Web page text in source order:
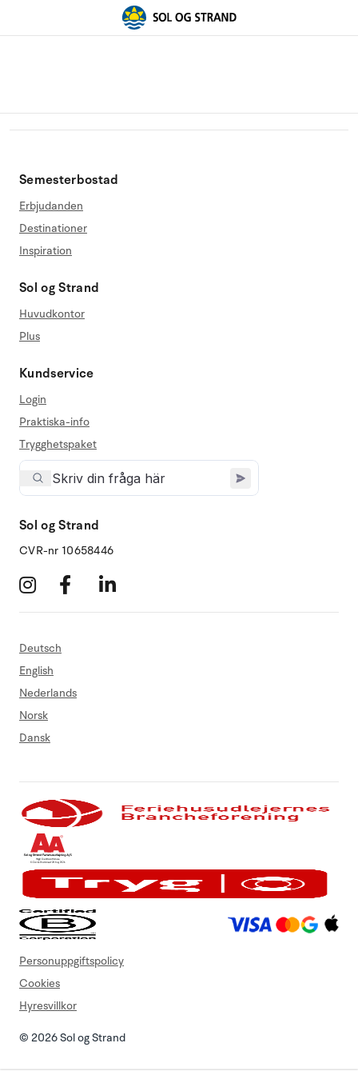
Semesterbostad
Erbjudanden
Destinationer
Inspiration
Sol og Strand
Huvudkontor
Plus
Kundservice
Login
Praktiska-info
Trygghetspaket
Sol og Strand
CVR-nr 10658446
Deutsch
English
Nederlands
Norsk
Dansk
© 2026 Sol og Strand
Personuppgiftspolicy
Cookies
Hyresvillkor